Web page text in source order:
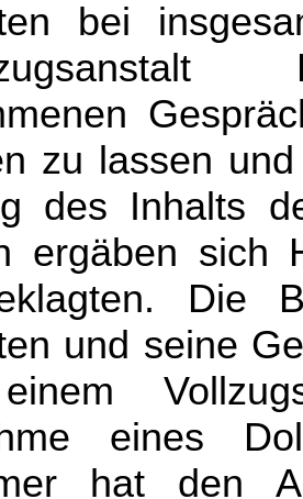
bei
zu lassen
des Inhalts
ergäben sich
Die
und seine
eines
hat den